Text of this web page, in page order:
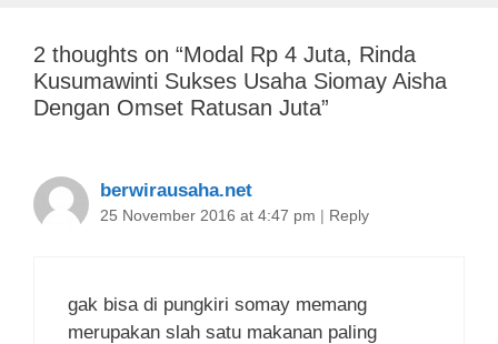
g
a
t
2 thoughts on “Modal Rp 4 Juta, Rinda
Kusumawinti Sukses Usaha Siomay Aisha
Dengan Omset Ratusan Juta”
berwirausaha.net
25 November 2016 at 4:47 pm | Reply
gak bisa di pungkiri somay memang
merupakan slah satu makanan paling